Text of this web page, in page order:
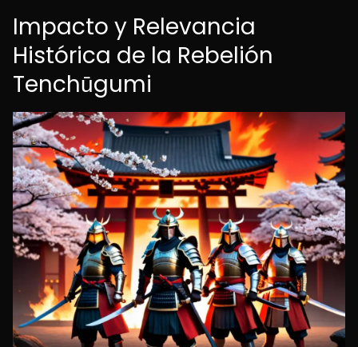
Impacto y Relevancia
Histórica de la Rebelión
Tenchūgumi